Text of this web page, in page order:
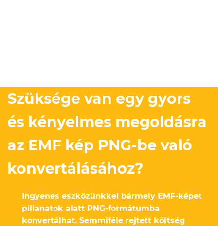
Szüksége van egy gyors
és kényelmes megoldásra
az EMF kép PNG-be való
konvertálásához?
Ingyenes eszközünkkel bármely EMF-képet
pillanatok alatt PNG-formátumba
konvertálhat. Semmiféle rejtett költség